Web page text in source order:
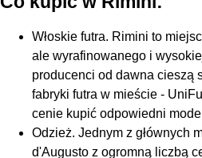
Włoskie futra. Rimini to
ale wyrafinowanego i
producenci od dawna cieszą
fabryki futra w mieście -
cenie kupić odpowiedni
Odzież. Jednym z głównych
d'Augusto z ogromną liczbą